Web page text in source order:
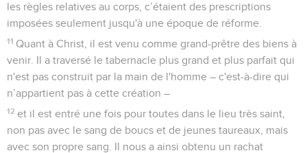
les règles relatives au corps, c’étaient des prescriptions
imposées seulement jusqu'à une époque de réforme.
11 Quant à Christ, il est venu comme grand-prêtre des biens à
venir. Il a traversé le tabernacle plus grand et plus parfait qui
n'est pas construit par la main de l'homme – c'est-à-dire qui
n’appartient pas à cette création –
12 et il est entré une fois pour toutes dans le lieu très saint,
non pas avec le sang de boucs et de jeunes taureaux, mais
avec son propre sang. Il nous a ainsi obtenu un rachat